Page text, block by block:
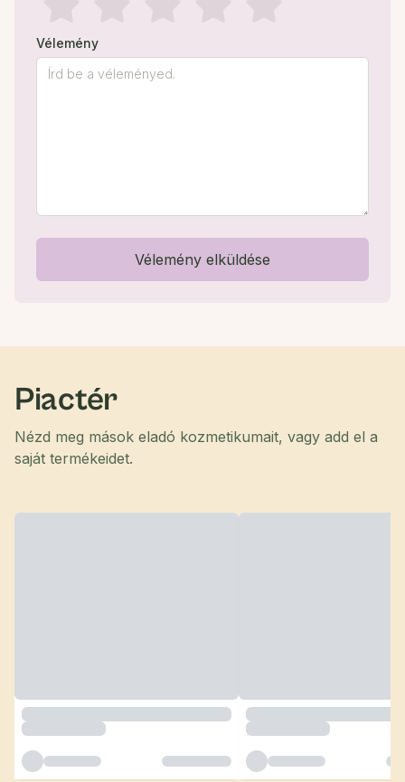
Vélemény
Vélemény elküldése
Piactér
Nézd meg mások eladó kozmetikumait, vagy add el a
saját termékeidet.